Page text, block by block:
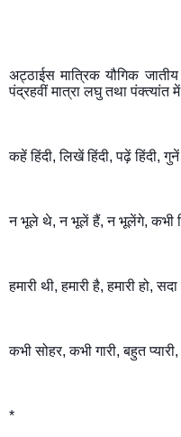
अट्ठाईस मात्रिक यौगिक
पंद्रहवीं मात्रा लघु तथा पंक्त्यांत
कहें हिंदी, लिखें हिंदी, पढ़ें हिंदी, गुनें
न भूले थे, न भूलें हैं, न भूलेंगे, कभी
हमारी थी, हमारी है, हमारी हो, सदा
कभी सोहर, कभी गारी, बहुत
*